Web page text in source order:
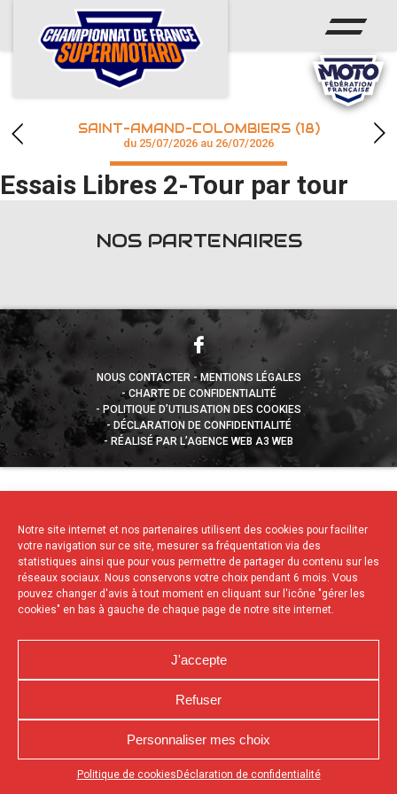
Notre site internet et nos partenaires utilisent des cookies pour faciliter
votre navigation sur ce site, mesurer sa fréquentation via des
statistiques ainsi que pour vous permettre de partager du contenu sur les
réseaux sociaux. Nous conservons votre choix pendant 6 mois. Vous
pouvez changer d'avis à tout moment en cliquant sur l'icône "gérer les
cookies" en bas à gauche de chaque page de notre site internet.
J'accepte
Refuser
Personnaliser mes choix
Politique de cookies Déclaration de confidentialité
Appuyez sur le bouton partager en bas de votre
ACCUEIL
ACTUS
CALENDRIER
CHAMPIONNAT
RÉSULTATS
SAINT-AMAND-COLOMBIERS (18)
du 25/07/2026 au 26/07/2026
Essais Libres 2-Tour par tour
NOS PARTENAIRES
NOUS CONTACTER
MENTIONS LÉGALES
CHARTE DE CONFIDENTIALITÉ
POLITIQUE D’UTILISATION DES COOKIES
DÉCLARATION DE CONFIDENTIALITÉ
RÉALISÉ PAR L’AGENCE WEB A3 WEB